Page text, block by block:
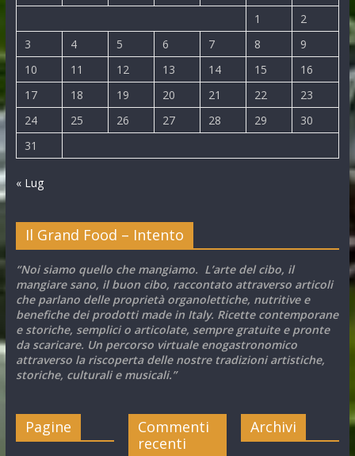
1
2
3
4 5 6 7 8
9
10
11 12 13 14 15
16
17
18 19 20 21 22
23
24
25 26 27 28 29
30
31
« Lug
Il Grand Food – Intento
“Noi siamo quello che mangiamo. L’arte del cibo, il
mangiare sano, il buon cibo, raccontato attraverso articoli
che parlano delle proprietà organolettiche, nutritive e
benefiche dei prodotti made in Italy. Ricette contemporane
e storiche, semplici o articolate, sempre gratuite e pronte
da scaricare. Un percorso virtuale enogastronomico
attraverso la riscoperta delle nostre tradizioni artistiche,
storiche, culturali e musicali.”
Pagine
Commenti
recenti
Archivi